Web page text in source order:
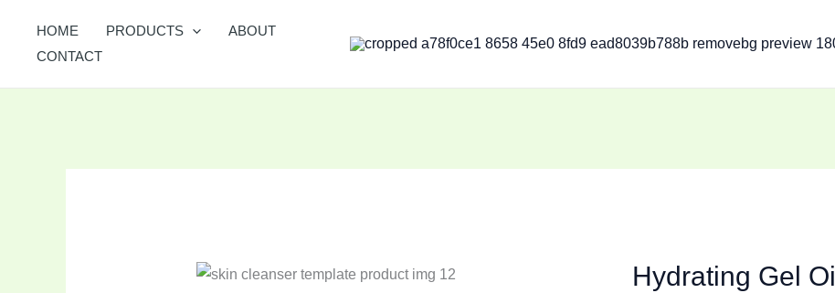
content
HOME PRODUCTS
ABOUT
CONTACT
Hydrating Gel Oil